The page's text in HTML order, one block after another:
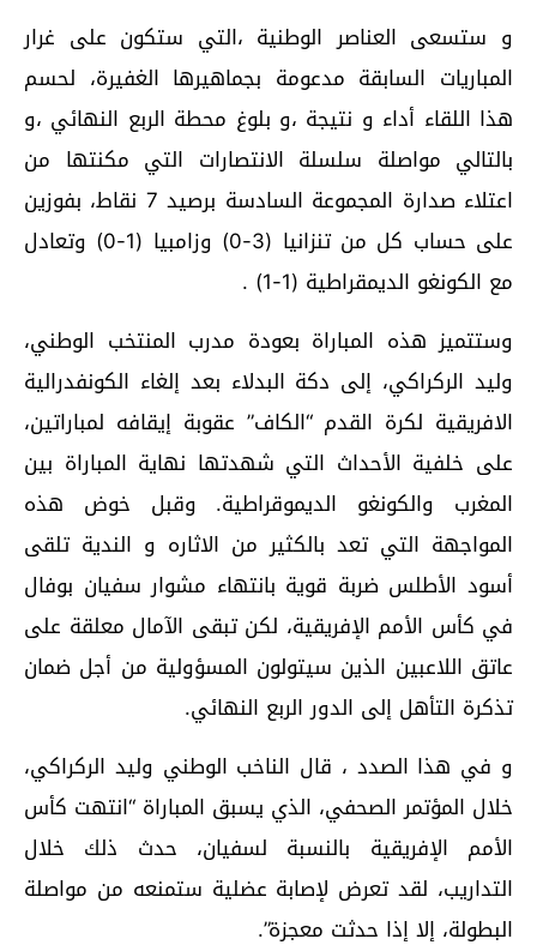
و ستسعى العناصر الوطنية ،التي ستكون على غرار
المباريات السابقة مدعومة بجماهيرها الغفيرة، لحسم
هذا اللقاء أداء و نتيجة ،و بلوغ محطة الربع النهائي ،و
بالتالي مواصلة سلسلة الانتصارات التي مكنتها من
اعتلاء صدارة المجموعة السادسة برصيد 7 نقاط، بفوزين
على حساب كل من تنزانيا (3-0) وزامبيا (1-0) وتعادل
مع الكونغو الديمقراطية (1-1) .
وستتميز هذه المباراة بعودة مدرب المنتخب الوطني،
وليد الركراكي، إلى دكة البدلاء بعد إلغاء الكونفدرالية
الافريقية لكرة القدم “الكاف” عقوبة إيقافه لمباراتين،
على خلفية الأحداث التي شهدتها نهاية المباراة بين
المغرب والكونغو الديموقراطية. وقبل خوض هذه
المواجهة التي تعد بالكثير من الاثاره و الندية تلقى
أسود الأطلس ضربة قوية بانتهاء مشوار سفيان بوفال
في كأس الأمم الإفريقية، لكن تبقى الآمال معلقة على
عاتق اللاعبين الذين سيتولون المسؤولية من أجل ضمان
تذكرة التأهل إلى الدور الربع النهائي.
و في هذا الصدد ، قال الناخب الوطني وليد الركراكي،
خلال المؤتمر الصحفي، الذي يسبق المباراة “انتهت كأس
الأمم الإفريقية بالنسبة لسفيان، حدث ذلك خلال
التداريب، لقد تعرض لإصابة عضلية ستمنعه من مواصلة
البطولة، إلا إذا حدثت معجزة”.